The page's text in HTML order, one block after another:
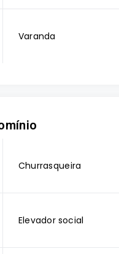
Varanda
Churrasqueira
Elevador social